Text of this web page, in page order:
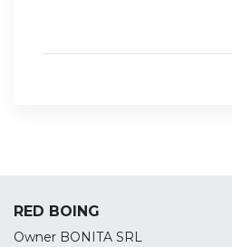
RED BOING
Owner BONITA SRL